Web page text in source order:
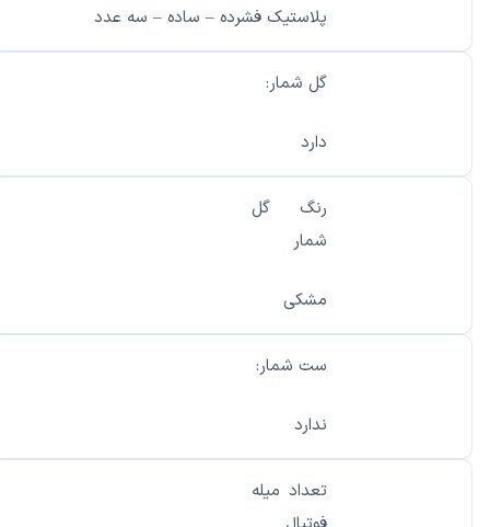
پلاستیک فشرده – ساده – سه عدد
گل شمار:
دارد
رنگ گل
شمار
مشکی
ست شمار:
ندارد
تعداد میله